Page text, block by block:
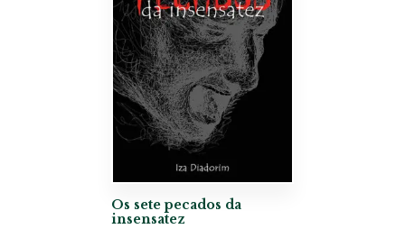
Os sete pecados da
insensatez